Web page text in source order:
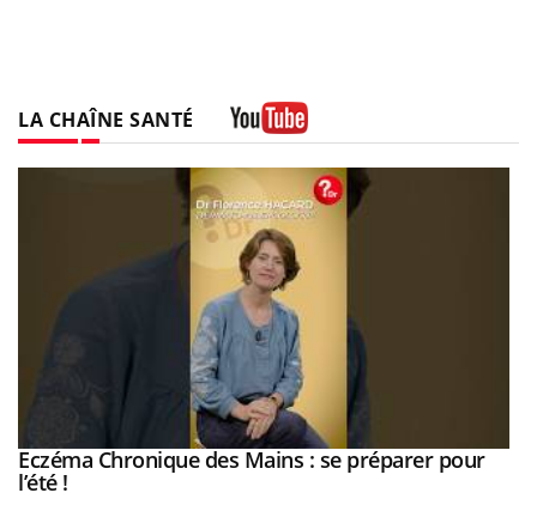
LA CHAÎNE SANTÉ
Youtube
Eczéma Chronique des Mains : se préparer pour
l’été !Youtube